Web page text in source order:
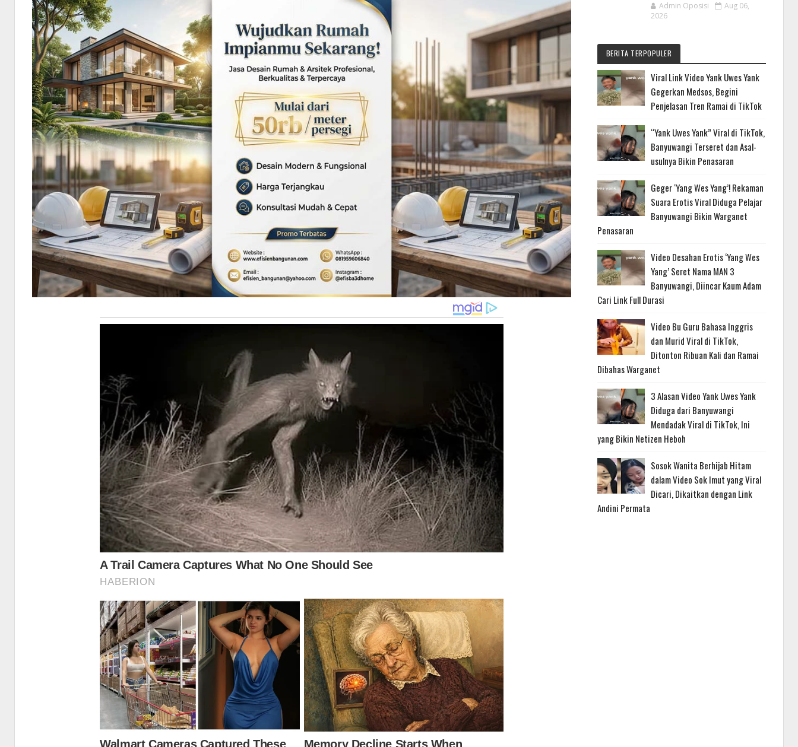
Admin Oposisi
Aug 06,
2026
BERITA TERPOPULER
Viral Link Video Yank Uwes Yank
Gegerkan Medsos, Begini
Penjelasan Tren Ramai di TikTok
“Yank Uwes Yank” Viral di TikTok,
Banyuwangi Terseret dan Asal-
usulnya Bikin Penasaran
Geger ‘Yang Wes Yang’! Rekaman
Suara Erotis Viral Diduga Pelajar
Banyuwangi Bikin Warganet
Penasaran
Video Desahan Erotis ‘Yang Wes
Yang’ Seret Nama MAN 3
Banyuwangi, Diincar Kaum Adam
Cari Link Full Durasi
Video Bu Guru Bahasa Inggris
dan Murid Viral di TikTok,
Ditonton Ribuan Kali dan Ramai
Dibahas Warganet
3 Alasan Video Yank Uwes Yank
Diduga dari Banyuwangi
Mendadak Viral di TikTok, Ini
yang Bikin Netizen Heboh
Sosok Wanita Berhijab Hitam
dalam Video Sok Imut yang Viral
Dicari, Dikaitkan dengan Link
Andini Permata